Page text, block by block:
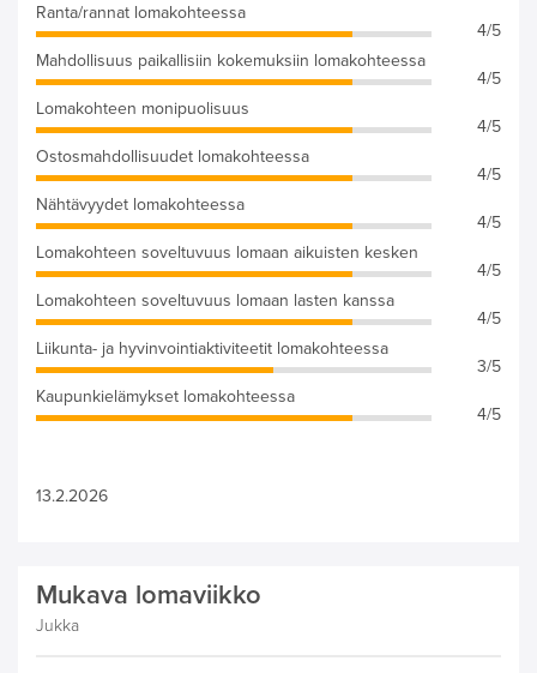
Ranta/rannat lomakohteessa
4/5
Mahdollisuus paikallisiin kokemuksiin lomakohteessa
4/5
Lomakohteen monipuolisuus
4/5
Ostosmahdollisuudet lomakohteessa
4/5
Nähtävyydet lomakohteessa
4/5
Lomakohteen soveltuvuus lomaan aikuisten kesken
4/5
Lomakohteen soveltuvuus lomaan lasten kanssa
4/5
Liikunta- ja hyvinvointiaktiviteetit lomakohteessa
3/5
Kaupunkielämykset lomakohteessa
4/5
13.2.2026
Mukava lomaviikko
Jukka